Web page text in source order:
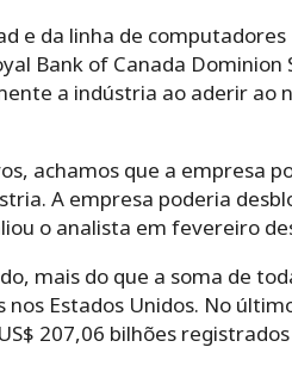
e da linha de
Bank of Canada Dominion
a indústria ao aderir ao
achamos que a empresa
A empresa poderia
o analista em fevereiro
mais do que a soma de
Estados Unidos. No
207,06 bilhões